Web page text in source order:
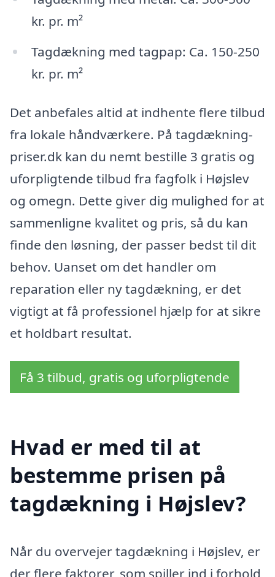
kr. pr. m²
Tagdækning med tagpap: Ca. 150-250
kr. pr. m²
Det anbefales altid at indhente flere tilbud
fra lokale håndværkere. På tagdækning-
priser.dk kan du nemt bestille 3 gratis og
uforpligtende tilbud fra fagfolk i Højslev
og omegn. Dette giver dig mulighed for at
sammenligne kvalitet og pris, så du kan
finde den løsning, der passer bedst til dit
behov. Uanset om det handler om
reparation eller ny tagdækning, er det
vigtigt at få professionel hjælp for at sikre
et holdbart resultat.
Få 3 tilbud, gratis og uforpligtende
Hvad er med til at
bestemme prisen på
tagdækning i Højslev?
Når du overvejer tagdækning i Højslev, er
der flere faktorer, som spiller ind i forhold